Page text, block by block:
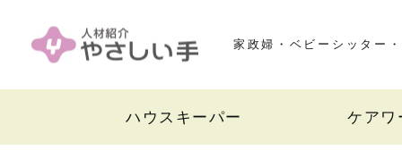
家政婦・ベビーシッター
ハウスキーパー ケアワ